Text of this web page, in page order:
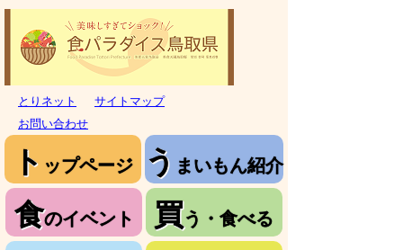
とりネット
サイトマップ
お問い合わせ
ト ップページ う まいもん紹介
食のイベント 買う・食べる